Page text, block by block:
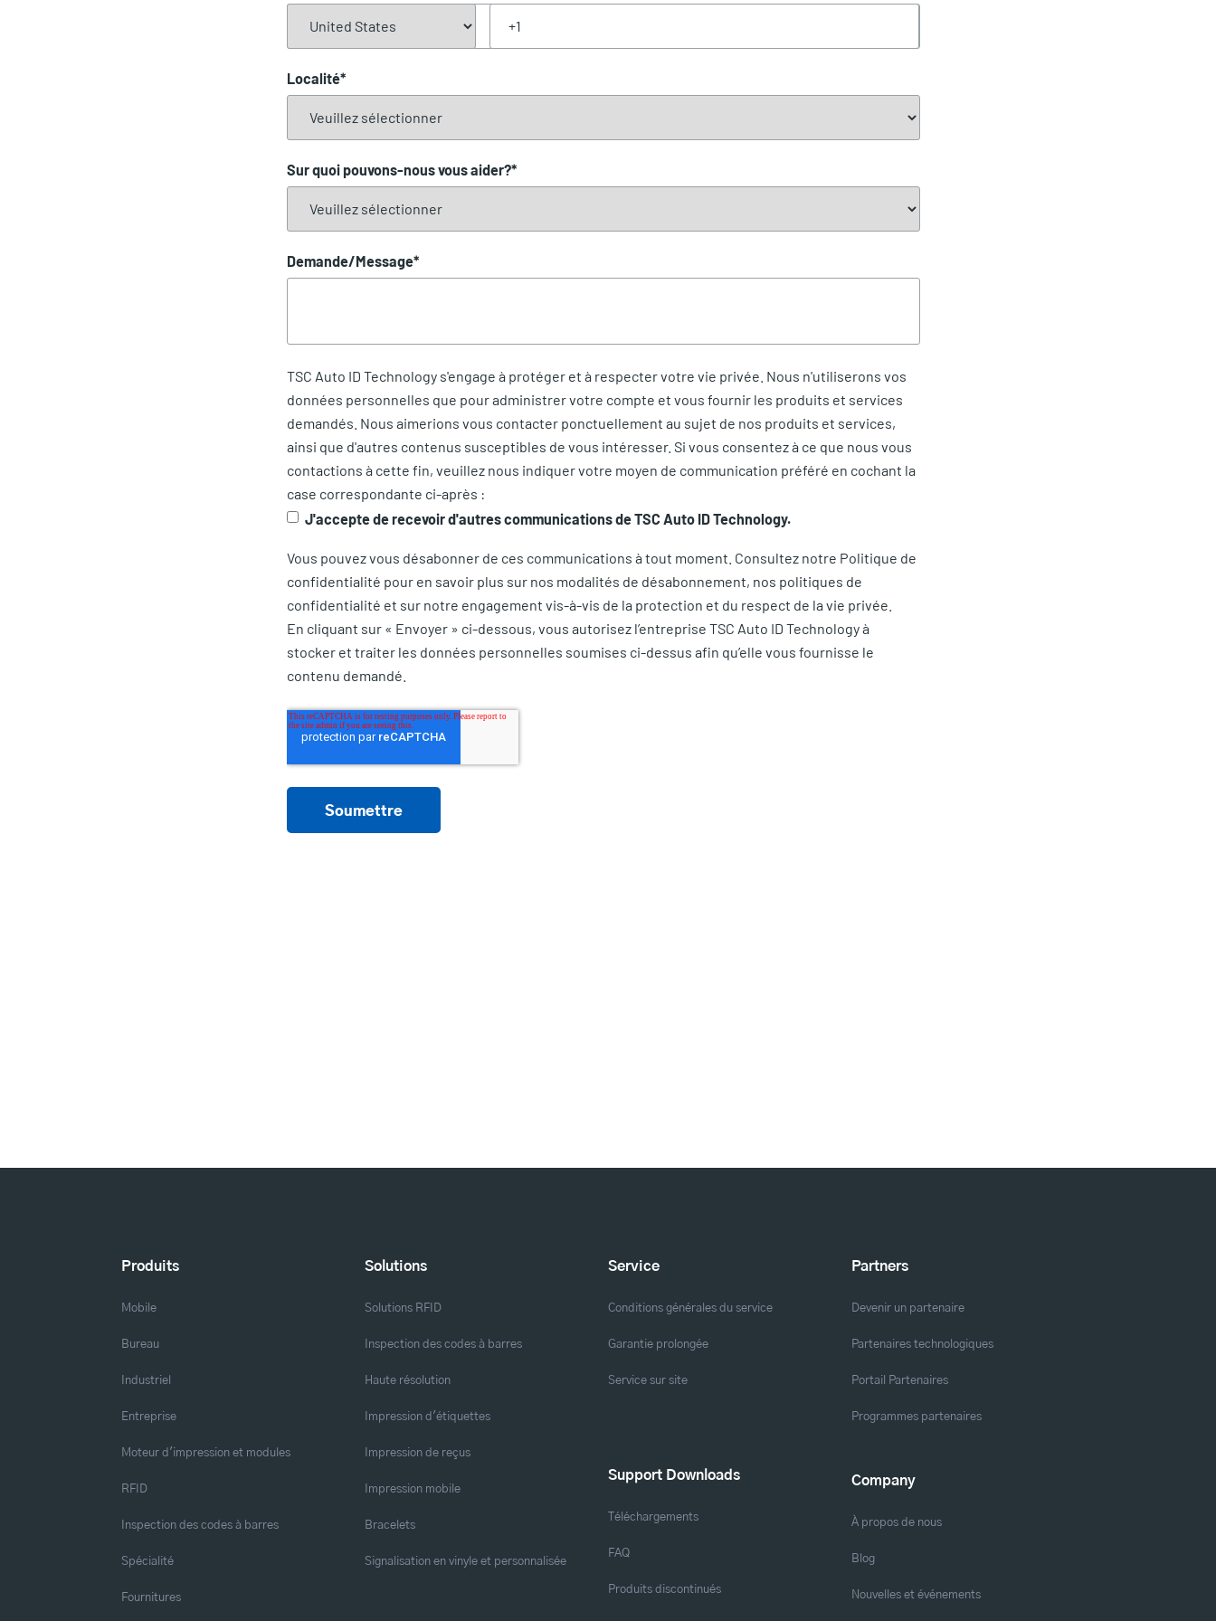
Localité*
Sur quoi pouvons-nous vous aider?*
Demande/Message*
TSC Auto ID Technology s'engage à protéger et à respecter votre vie privée. Nous n'utiliserons vos
données personnelles que pour administrer votre compte et vous fournir les produits et services
demandés. Nous aimerions vous contacter ponctuellement au sujet de nos produits et services,
ainsi que d'autres contenus susceptibles de vous intéresser. Si vous consentez à ce que nous vous
contactions à cette fin, veuillez nous indiquer votre moyen de communication préféré en cochant la
case correspondante ci-après :
J'accepte de recevoir d'autres communications de TSC Auto ID Technology.
Vous pouvez vous désabonner de ces communications à tout moment. Consultez notre Politique de
confidentialité pour en savoir plus sur nos modalités de désabonnement, nos politiques de
confidentialité et sur notre engagement vis-à-vis de la protection et du respect de la vie privée.
En cliquant sur « Envoyer » ci-dessous, vous autorisez l’entreprise TSC Auto ID Technology à
stocker et traiter les données personnelles soumises ci-dessus afin qu’elle vous fournisse le
contenu demandé.
Produits
Mobile
Bureau
Industriel
Entreprise
Moteur d'impression et modules
RFID
Inspection des codes à barres
Spécialité
Fournitures
Solutions
Solutions RFID
Inspection des codes à barres
Haute résolution
Impression d'étiquettes
Impression de reçus
Impression mobile
Bracelets
Signalisation en vinyle et personnalisée
Service
Conditions générales du service
Garantie prolongée
Service sur site
Support Downloads
Téléchargements
FAQ
Produits discontinués
Partners
Devenir un partenaire
Partenaires technologiques
Portail Partenaires
Programmes partenaires
Company
À propos de nous
Blog
Nouvelles et événements